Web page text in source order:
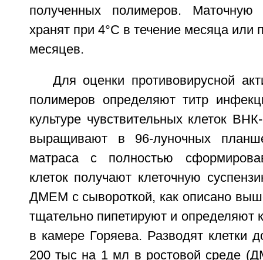
полученных полимеров. Маточную
хранят при 4°С в течение месяца или
месяцев.
Для оценки противовирусной
полимеров определяют титр
культуре чувствительных клеток
выращивают в 96-луночных
матраса с полностью
клеток получают клеточную
ДМЕМ с сывороткой, как описано
тщательно пипетируют и определяют
в камере Горяева. Разводят клетки
200 тыс на 1 мл в ростовой среде